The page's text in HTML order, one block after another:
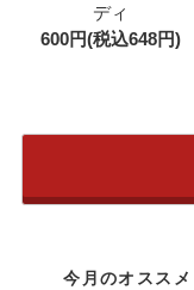
ディ
600円(税込648円)
今月のオススメ